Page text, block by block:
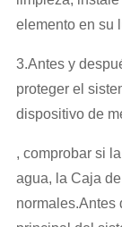
elemento en su
3.Antes y
proteger el
dispositivo de
, comprobar si
agua, la Caja
normales.Antes